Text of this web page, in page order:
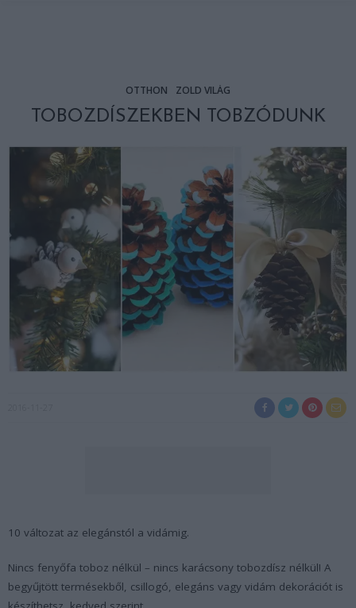
OTTHON ZÖLD VILÁG
TOBOZDÍSZEKBEN TOBZÓDUNK
10 változat az elegánstól a vidámig.
Nincs fenyőfa toboz nélkül – nincs karácsony tobozdísz nélkül! A
begyűjtött termésekből, csillogó, elegáns vagy vidám dekorációt is